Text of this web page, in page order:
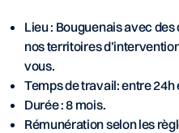
Lieu : Bouguenais avec
nos territoires
vous.
Temps de travail: entre 24h
Durée : 8 mois.
Rémunération selon les